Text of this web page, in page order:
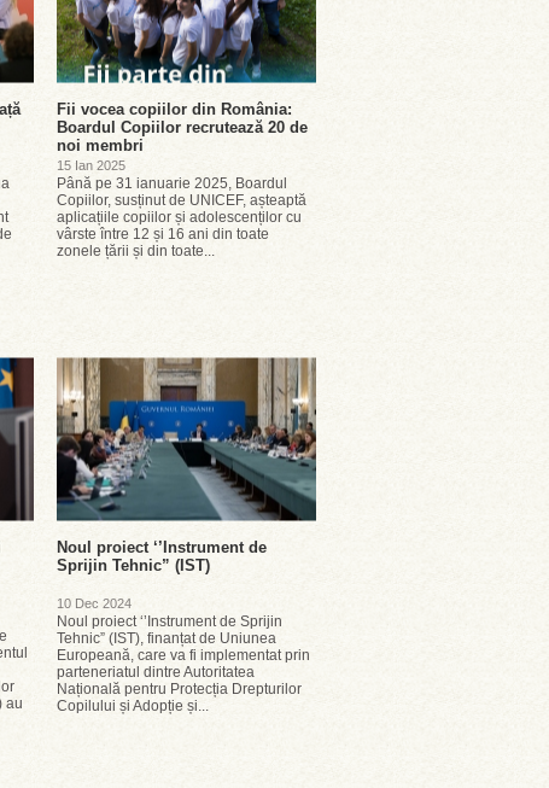
Fii vocea copiilor din România:
Boardul Copiilor recrutează 20 de
noi membri
15 Ian 2025
Până pe 31 ianuarie 2025, Boardul
Copiilor, susținut de UNICEF, așteaptă
aplicațiile copiilor și adolescenților cu
vârste între 12 și 16 ani din toate
zonele țării și din toate...
au
Noul proiect ‘’Instrument de
Sprijin Tehnic” (IST)
10 Dec 2024
Noul proiect ‘’Instrument de Sprijin
Tehnic” (IST), finanțat de Uniunea
Europeană, care va fi implementat prin
parteneriatul dintre Autoritatea
Națională pentru Protecția Drepturilor
Copilului și Adopție și...